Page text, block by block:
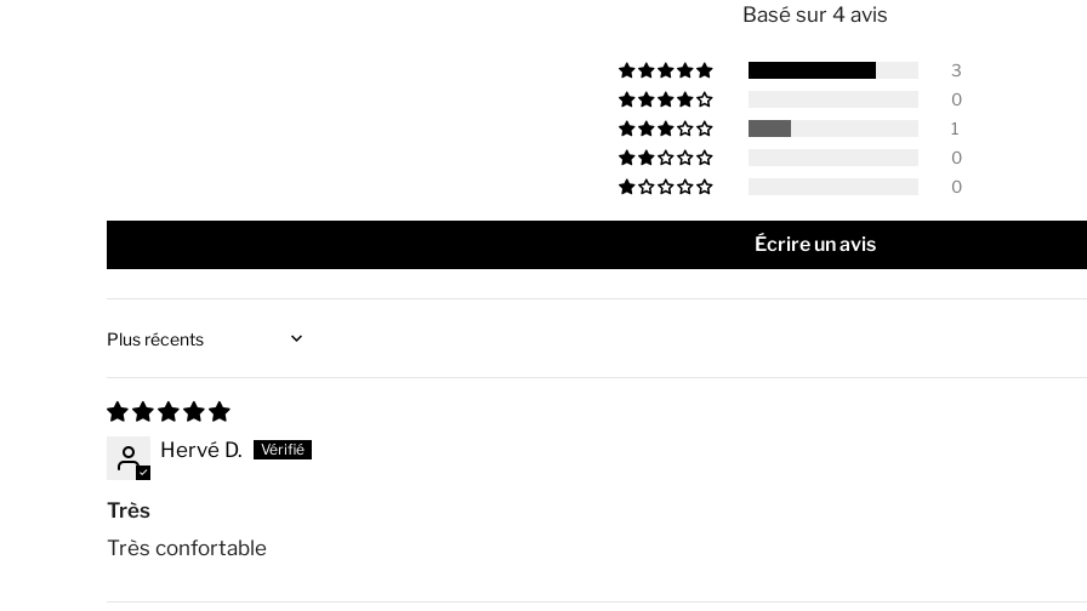
Basé sur 4 avis
3
0
1
0
0
Écrire un avis
Sort by
Hervé D.
Très
Très confortable